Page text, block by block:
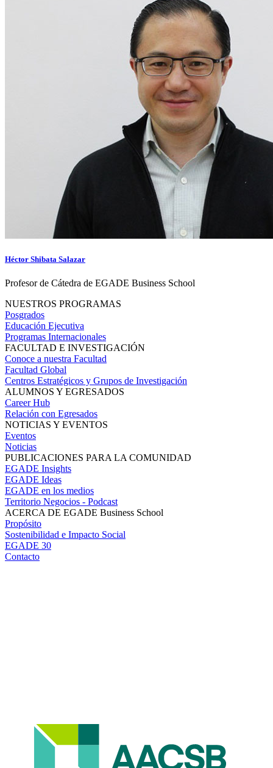
Héctor Shibata Salazar
Profesor de Cátedra de EGADE Business School
NUESTROS PROGRAMAS
Posgrados
Educación Ejecutiva
Programas Internacionales
FACULTAD E INVESTIGACIÓN
Conoce a nuestra Facultad
Facultad Global
Centros Estratégicos y Grupos de Investigación
ALUMNOS Y EGRESADOS
Career Hub
Relación con Egresados
NOTICIAS Y EVENTOS
Eventos
Noticias
PUBLICACIONES PARA LA COMUNIDAD
EGADE Insights
EGADE Ideas
EGADE en los medios
Territorio Negocios - Podcast
ACERCA DE EGADE Business School
Propósito
Sostenibilidad e Impacto Social
EGADE 30
Contacto